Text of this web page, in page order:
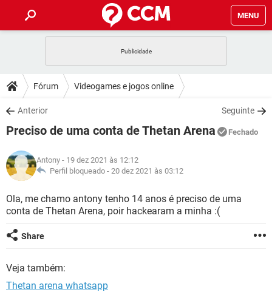
MENU
CELULAR FACEBOOK
OUTLOOK
INSTAGRAM GMAIL
GUIA DE COMPRAS
DICAS
JOGOS WHATSAPP
INSTAGRAM
GUIA DE COMPRAS
DOWNLOADS
JOGOS WHATSAPP
CELULAR
OUTLOOK EXCEL
INSTAGRAM
GUIA DE COMPRAS
JOGOS
CELULAR
OUTLOOK EXCEL
GLOSSÁRIO
JOGOS WHATSAPP
CELULAR FACEBOOK
OUTLOOK
GUIA DE COMPRAS
Fórum Videogames e jogos online
Anterior Seguinte
Preciso de uma conta de Thetan Arena Fechado
Antony - 19 dez 2021 às 12:12
Perfil bloqueado - 20 dez 2021 às 03:12
Ola, me chamo antony tenho 14 anos é preciso de uma
conta de Thetan Arena, poir hackearam a minha :(
Share
Veja também:
Thetan arena whatsapp